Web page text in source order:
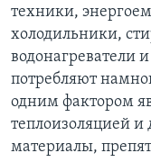
техники,
холодильники,
водонагреватели
потребляют
одним фактором
теплоизоляцией и
материалы,